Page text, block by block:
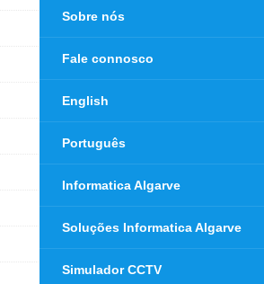
Sobre nós
Fale connosco
English
Português
Informatica Algarve
Soluções Informatica Algarve
Simulador CCTV